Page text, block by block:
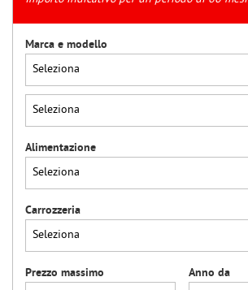
Marca e modello
Alimentazione
Carrozzeria
Prezzo massimo Anno da
tracciamento
che
adottiamo
per
offrire
le
funzionalità
le
attività
descritte.
Per
ottenere
maggiori
informazioni